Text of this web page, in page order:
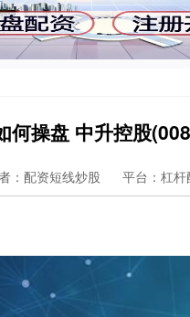
何操盘 中升控股
：配资短线炒股 平台：杠杆